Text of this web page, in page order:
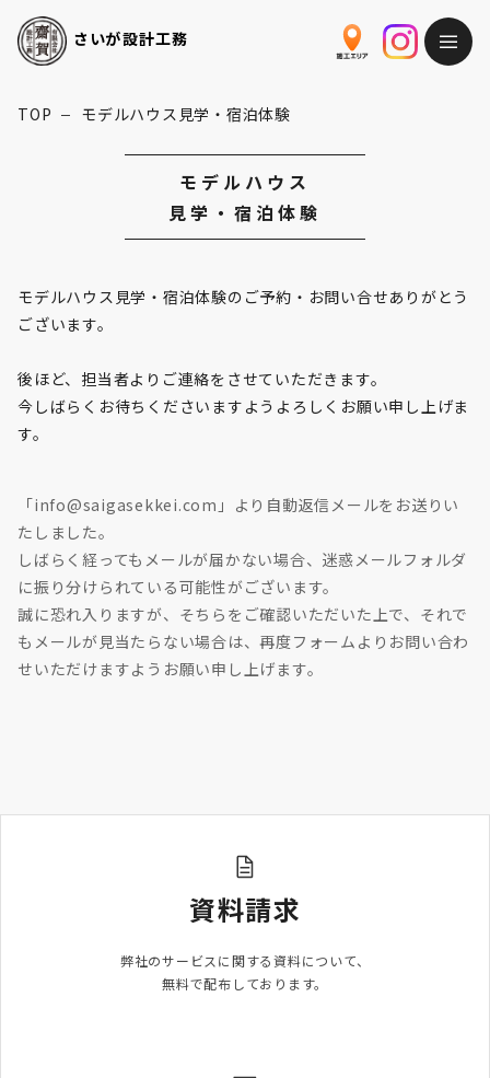
さいが設計工務
TOP ー モデルハウス見学・宿泊体験
モデルハウス
見学・宿泊体験
モデルハウス見学・宿泊体験のご予約・お問い合せありがとう
ございます。
後ほど、担当者よりご連絡をさせていただきます。
今しばらくお待ちくださいますようよろしくお願い申し上げま
す。
「info@saigasekkei.com」より自動返信メールをお送りい
たしました。
しばらく経ってもメールが届かない場合、迷惑メールフォルダ
に振り分けられている可能性がございます。
誠に恐れ入りますが、そちらをご確認いただいた上で、それで
もメールが見当たらない場合は、再度フォームよりお問い合わ
せいただけますようお願い申し上げます。
資料請求
弊社のサービスに関する資料について、
無料で配布しております。